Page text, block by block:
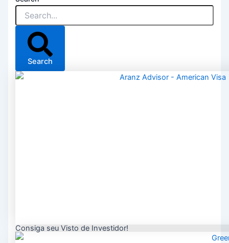
Search
Consiga seu Visto de Investidor!